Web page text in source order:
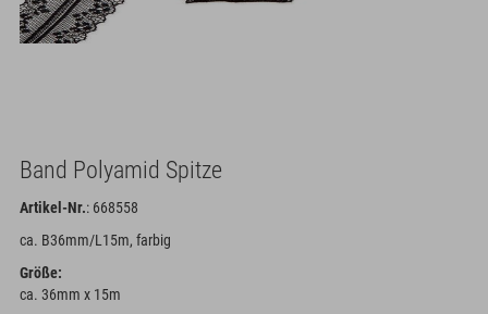
Band Polyamid Spitze
Artikel-Nr.: 668558
ca. B36mm/L15m, farbig
Größe:
ca. 36mm x 15m